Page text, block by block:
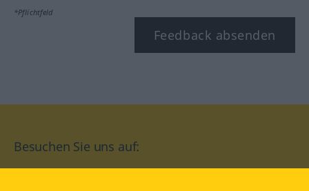
*Pflichtfeld
Feedback absenden
Besuchen Sie uns auf: